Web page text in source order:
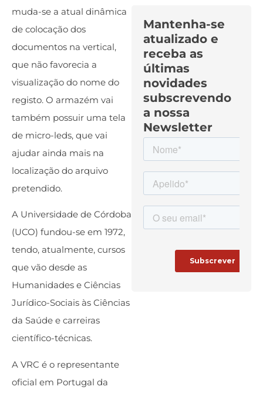
muda-se a atual dinâmica
de colocação dos
documentos na vertical,
que não favorecia a
visualização do nome do
registo. O armazém vai
também possuir uma tela
de micro-leds, que vai
ajudar ainda mais na
localização do arquivo
pretendido.
A Universidade de Córdoba
(UCO) fundou-se em 1972,
tendo, atualmente, cursos
que vão desde as
Humanidades e Ciências
Jurídico-Sociais às Ciências
da Saúde e carreiras
científico-técnicas.
A VRC é o representante
oficial em Portugal da
Mantenha-se
atualizado e
receba as
últimas
novidades
subscrevendo
a nossa
Newsletter